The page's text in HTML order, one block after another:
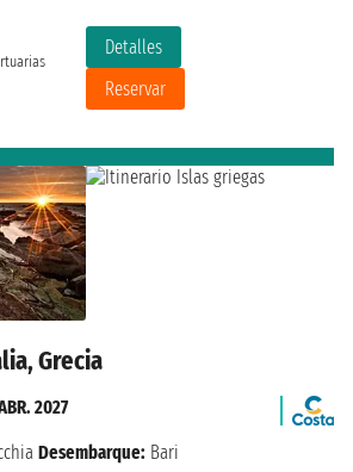
Detalles
Reservar
Grecia
2027
Desembarque: Bari